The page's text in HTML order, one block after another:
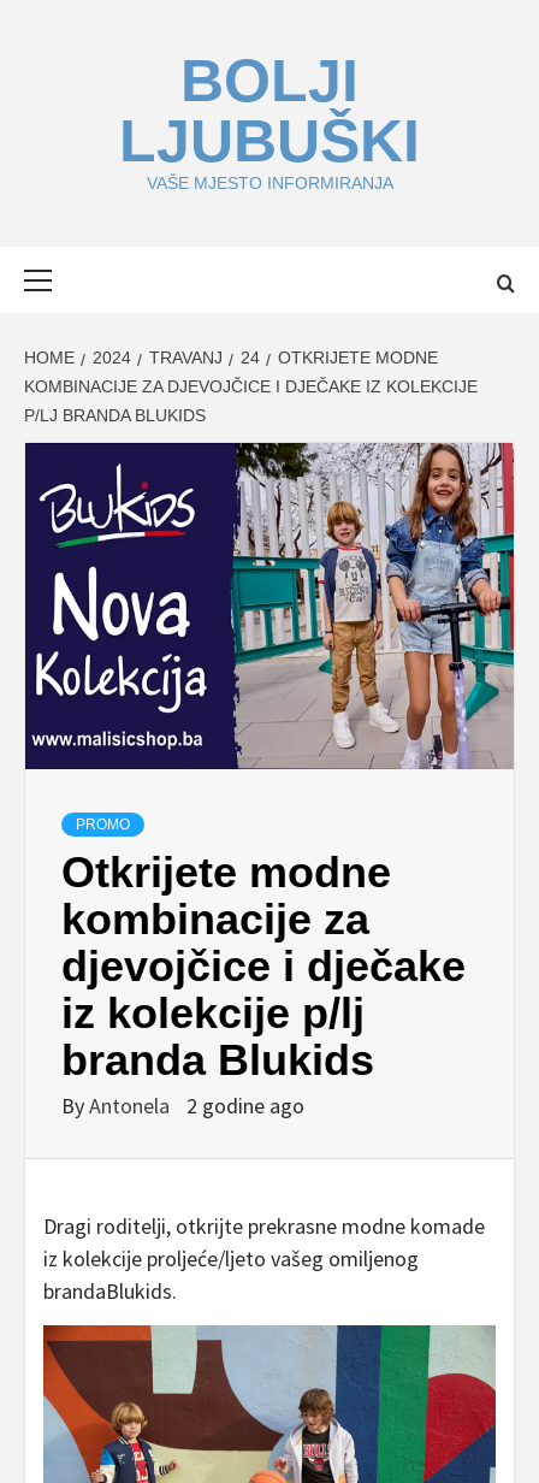
BOLJI
LJUBUŠKI
VAŠE MJESTO INFORMIRANJA
HOME 2024 TRAVANJ 24
OTKRIJETE MODNE
KOMBINACIJE ZA DJEVOJČICE I DJEČAKE IZ KOLEKCIJE
P/LJ BRANDA BLUKIDS
PROMO
Otkrijete modne
kombinacije za
djevojčice i dječake
iz kolekcije p/lj
branda Blukids
ByAntonela 2 godine ago
Dragi roditelji, otkrijte prekrasne modne komade
iz kolekcije proljeće/ljeto vašeg omiljenog
brandaBlukids.